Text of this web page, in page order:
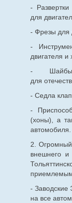
-
для
- Фрезы для
-
двигателя и
- Шайбы
для
- Седла
-
(хоны), а
автомобиля.
2. Огромный
внешнего и
- Заводские
на все